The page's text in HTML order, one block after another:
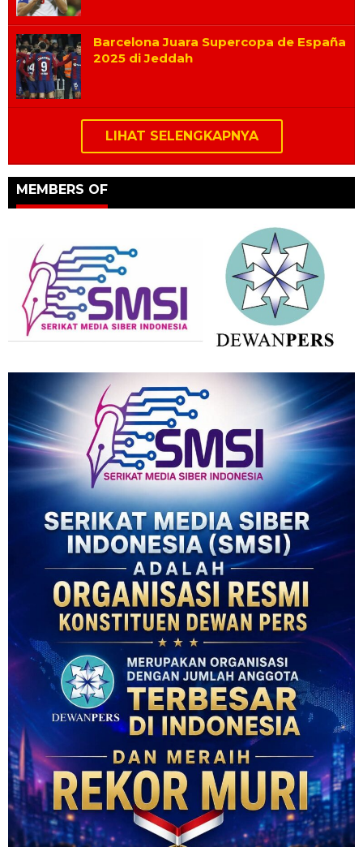
Barcelona Juara Supercopa de España
2025 di Jeddah
LIHAT SELENGKAPNYA
MEMBERS OF